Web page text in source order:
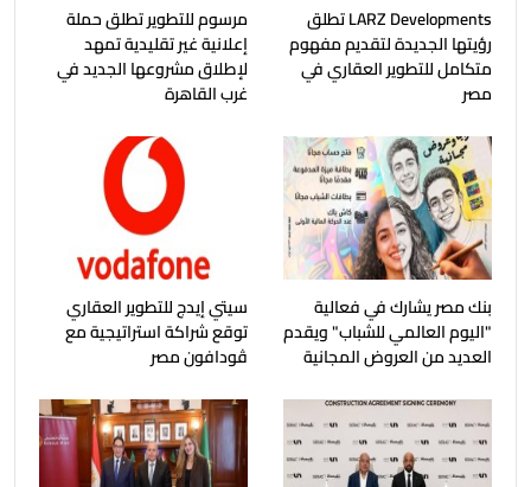
LARZ Developments تطلق
رؤيتها الجديدة لتقديم مفهوم
متكامل للتطوير العقاري في
مصر
مرسوم للتطوير تطلق حملة
إعلانية غير تقليدية تمهد
لإطلاق مشروعها الجديد في
غرب القاهرة
بنك مصر يشارك في فعالية
"اليوم العالمي للشباب" ويقدم
العديد من العروض المجانية
سيتي إيدج للتطوير العقاري
توقع شراكة استراتيجية مع
ڤودافون مصر